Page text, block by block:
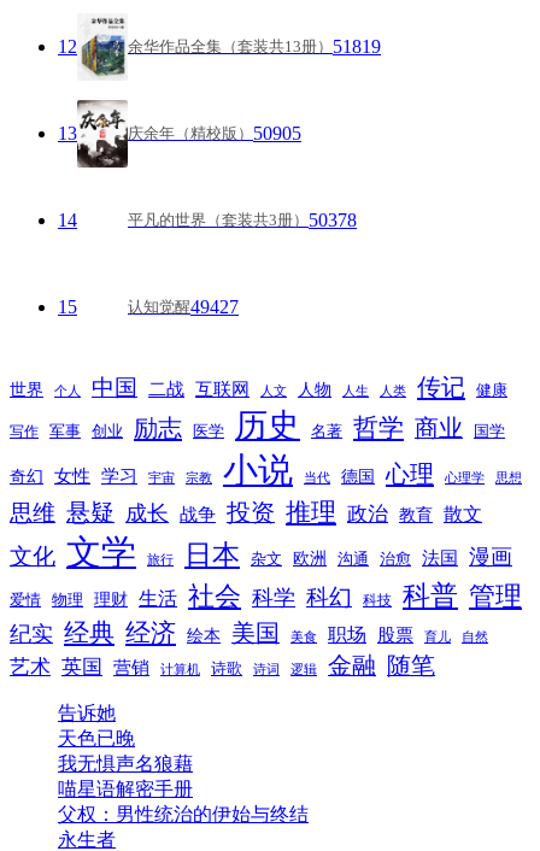
12 余华作品全集（套装共13册） 51819
13 庆余年（精校版） 50905
14 平凡的世界（套装共3册） 50378
15 认知觉醒49427
世界 个人 中国 二战 互联网 人文 人物 人生 人类 传记 健康
写作 军事 创业 励志 医学 历史 名著 哲学 商业 国学
奇幻 女性 学习 宇宙 宗教 小说 当代 德国 心理 心理学 思想
思维 悬疑 成长 战争 投资 推理 政治 教育 散文
文化 文学 旅行 日本 杂文 欧洲 沟通 治愈 法国 漫画
爱情 物理 理财 生活 社会 科学 科幻 科技 科普 管理
纪实 经典 经济 绘本 美国 美食 职场 股票 育儿 自然
艺术 英国 营销 计算机 诗歌 诗词 逻辑 金融 随笔
告诉她
天色已晚
我无惧声名狼藉
喵星语解密手册
父权：男性统治的伊始与终结
永生者